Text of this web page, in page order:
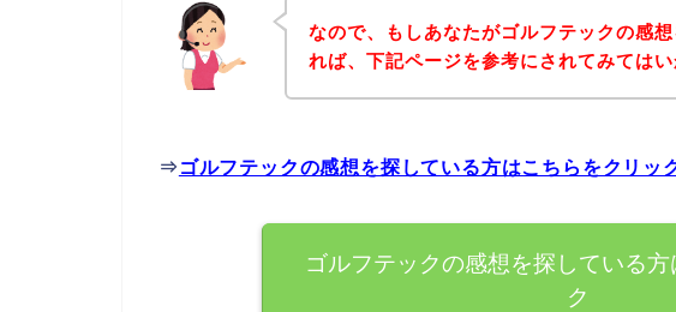
なので、もしあなたがゴルフテックの感
れば、下記ページを参考にされてみては
⇒ ゴルフテックの感想を探している方はこちらをクリッ
ゴルフテックの感想を探している
ク